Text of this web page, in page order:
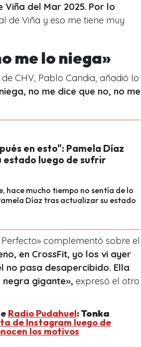
del Mar 2025. Por lo
de Viña y eso me tiene muy
me lo niega»
CHV, Pablo Candia, añadió lo
no me dice que no, no me
en esto": Pamela Díaz
estado luego de sufrir
hace mucho tiempo no sentía de lo
Díaz tras actualizar su estado
complementó sobre el
en CrossFit, yo los vi ayer
no pasa desapercibido. Ella
gigante», expresó el otro
Radio Pudahuel:Tonka
de Instagram luego de
los motivos